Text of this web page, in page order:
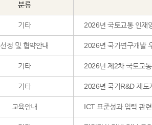
분류
기타 2026년 국토교통 인재
선정 및 협약안내 2026년 국가연구개발
기타 2026년 제2차 국토교
기타 2026년 국가R&D 제도
교육안내 ICT 표준성과 입력 관